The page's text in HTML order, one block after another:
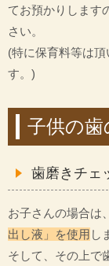
てお預かりします
さい。
(特に保育料等は
す。)
子供の歯
歯磨きチェ
お子さんの場合は、
出し液」を使用 し
そして、その上で